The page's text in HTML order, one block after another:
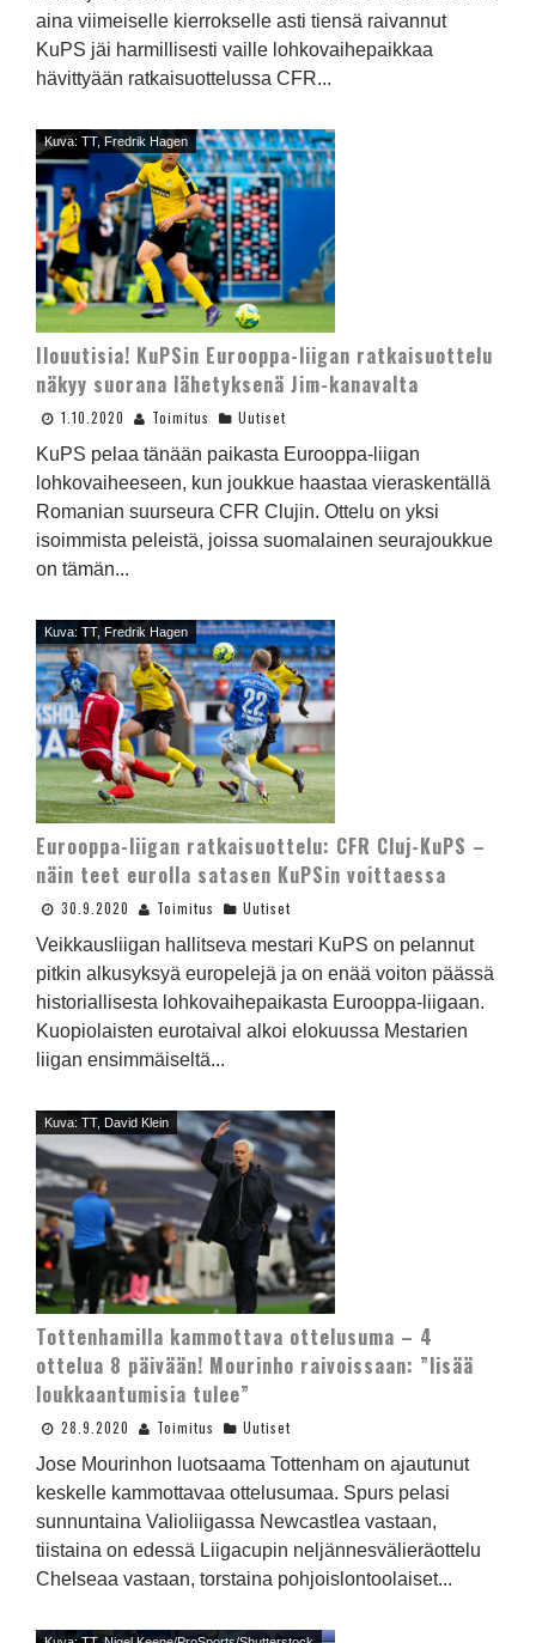
aina viimeiselle kierrokselle asti tiensä raivannut
KuPS jäi harmillisesti vaille lohkovaihepaikkaa
hävittyään ratkaisuottelussa CFR...
Kuva: TT, Fredrik Hagen
Ilouutisia! KuPSin Eurooppa-liigan ratkaisuottelu
näkyy suorana lähetyksenä Jim-kanavalta
1.10.2020 Toimitus Uutiset
KuPS pelaa tänään paikasta Eurooppa-liigan
lohkovaiheeseen, kun joukkue haastaa vieraskentällä
Romanian suurseura CFR Clujin. Ottelu on yksi
isoimmista peleistä, joissa suomalainen seurajoukkue
on tämän...
Kuva: TT, Fredrik Hagen
Eurooppa-liigan ratkaisuottelu: CFR Cluj-KuPS –
näin teet eurolla satasen KuPSin voittaessa
30.9.2020 Toimitus Uutiset
Veikkausliigan hallitseva mestari KuPS on pelannut
pitkin alkusyksyä europelejä ja on enää voiton päässä
historiallisesta lohkovaihepaikasta Eurooppa-liigaan.
Kuopiolaisten eurotaival alkoi elokuussa Mestarien
liigan ensimmäiseltä...
Kuva: TT, David Klein
Tottenhamilla kammottava ottelusuma – 4
ottelua 8 päivään! Mourinho raivoissaan: ”lisää
loukkaantumisia tulee”
28.9.2020 Toimitus Uutiset
Jose Mourinhon luotsaama Tottenham on ajautunut
keskelle kammottavaa ottelusumaa. Spurs pelasi
sunnuntaina Valioliigassa Newcastlea vastaan,
tiistaina on edessä Liigacupin neljännesvälieräottelu
Chelseaa vastaan, torstaina pohjoislontoolaiset...